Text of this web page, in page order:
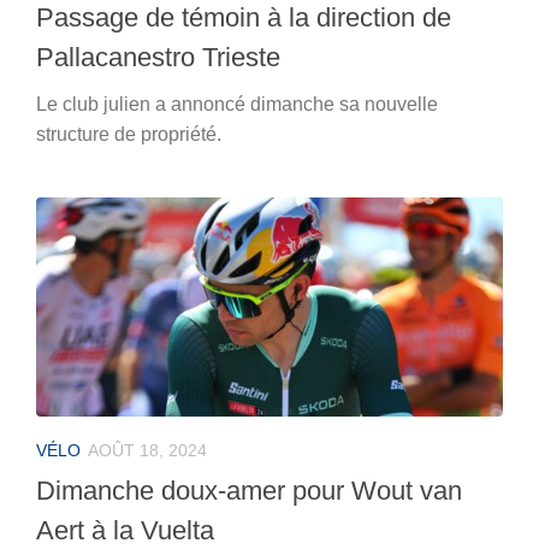
Passage de témoin à la direction de
Pallacanestro Trieste
Le club julien a annoncé dimanche sa nouvelle
structure de propriété.
VÉLO AOÛT 18, 2024
Dimanche doux-amer pour Wout van
Aert à la Vuelta